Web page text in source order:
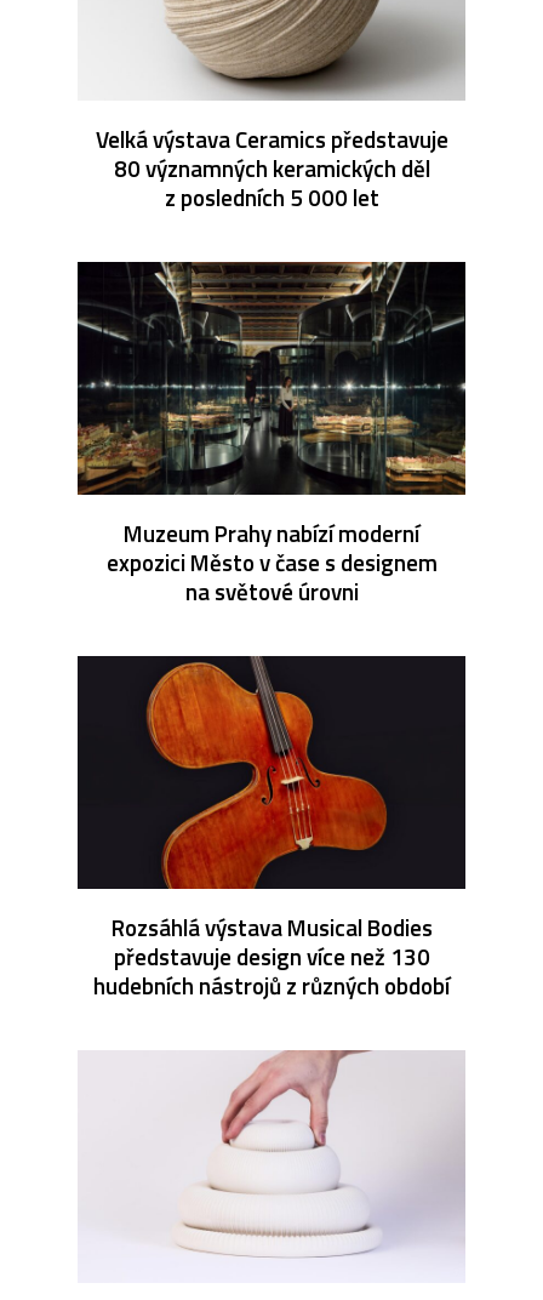
Velká výstava Ceramics představuje
80 významných keramických děl
z posledních 5 000 let
Muzeum Prahy nabízí moderní
expozici Město v čase s designem
na světové úrovni
Rozsáhlá výstava Musical Bodies
představuje design více než 130
hudebních nástrojů z různých období